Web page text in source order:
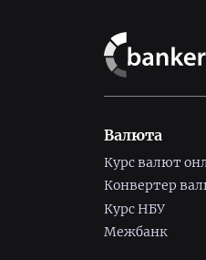
Валюта
Курс валют
Конвертер
Курс НБУ
Межбанк